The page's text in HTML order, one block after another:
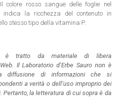
colore rosso sangue delle foglie nel
indica la ricchezza del contenuto in
stesso tipo della vitamina P.
è tratto da materiale di libera
Il Laboratorio d’Erbe Sauro non è
diffusione di informazioni che si
a verità o dell’uso improprio dei
Pertanto, la letteratura di cui sopra è da